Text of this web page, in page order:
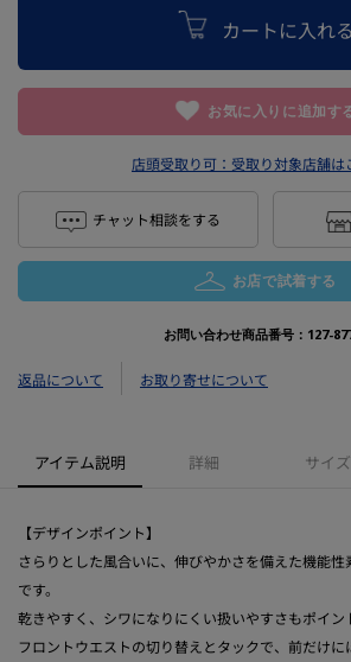
カートに入れる
お気に入りに追加す
店頭受取り可： 受取り対象店舗は
チャット相談をする
お店で試着する
お問い合わせ商品番号： 127-
返品について お取り寄せについて
アイテム説明 詳細 サイズ
【デザインポイント】
さらりとした風合いに、伸びやかさを備えた機能
です。
乾きやすく、シワになりにくい扱いやすさもポイン
フロントウエストの切り替えとタックで、前だけ